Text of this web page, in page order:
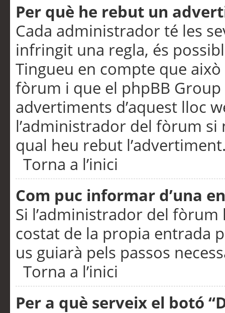
Per què he rebut un
Cada administrador té les
infringit una regla, és
Tingueu en compte que
fòrum i que el phpBB
advertiments d’aquest lloc
l’administrador del fòrum
qual heu rebut
Torna a l’inici
Com puc informar d’una
Si l’administrador del
costat de la propia entrada
us guiarà pels passos
Torna a l’inici
Per a què serveix el botó